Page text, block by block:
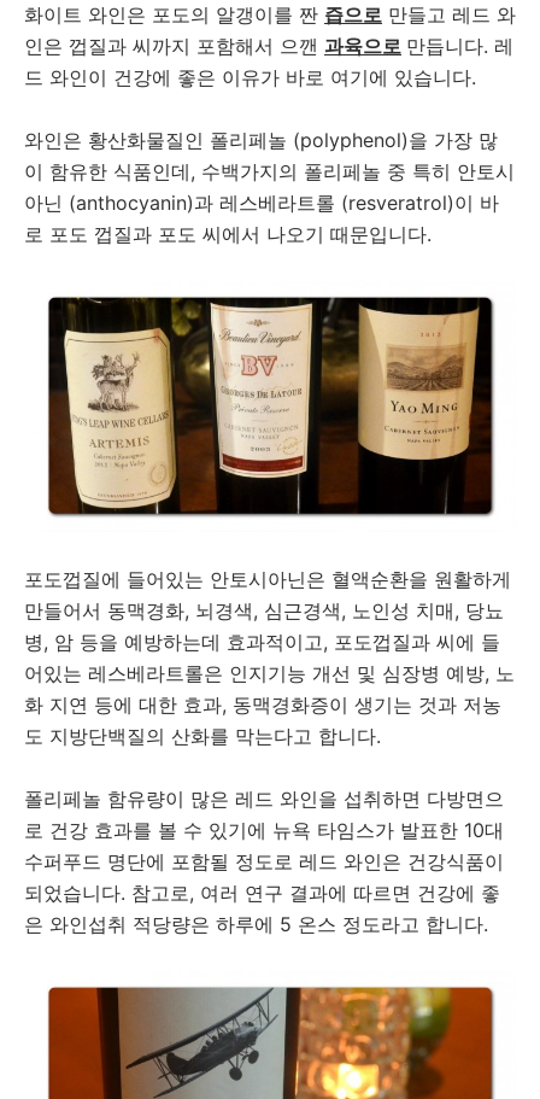
화이트 와인은 포도의 알갱이를 짠 즙으로 만들고 레드 와
인은 껍질과 씨까지 포함해서 으깬 과육으로 만듭니다. 레
드 와인이 건강에 좋은 이유가 바로 여기에 있습니다.
와인은 황산화물질인 폴리페놀 (polyphenol)을 가장 많
이 함유한 식품인데, 수백가지의 폴리페놀 중 특히 안토시
아닌 (anthocyanin)과 레스베라트롤 (resveratrol)이 바
로 포도 껍질과 포도 씨에서 나오기 때문입니다.
포도껍질에 들어있는 안토시아닌은 혈액순환을 원활하게
만들어서 동맥경화, 뇌경색, 심근경색, 노인성 치매, 당뇨
병, 암 등을 예방하는데 효과적이고, 포도껍질과 씨에 들
어있는 레스베라트롤은 인지기능 개선 및 심장병 예방, 노
화 지연 등에 대한 효과, 동맥경화증이 생기는 것과 저농
도 지방단백질의 산화를 막는다고 합니다.
폴리페놀 함유량이 많은 레드 와인을 섭취하면 다방면으
로 건강 효과를 볼 수 있기에 뉴욕 타임스가 발표한 10대
수퍼푸드 명단에 포함될 정도로 레드 와인은 건강식품이
되었습니다. 참고로, 여러 연구 결과에 따르면 건강에 좋
은 와인섭취 적당량은 하루에 5 온스 정도라고 합니다.